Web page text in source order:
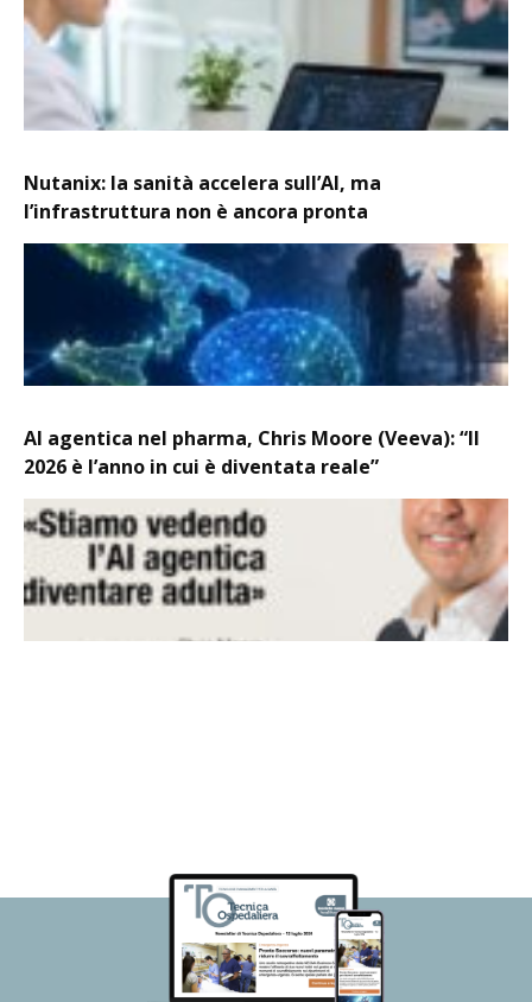
Nutanix: la sanità accelera sull’AI, ma
l’infrastruttura non è ancora pronta
AI agentica nel pharma, Chris Moore (Veeva): “Il
2026 è l’anno in cui è diventata reale”